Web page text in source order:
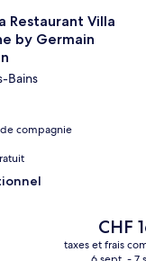
Restaurant Villa
by Germain
Bains
compagnie
Le
nouveau
prix
CHF
taxes et frais